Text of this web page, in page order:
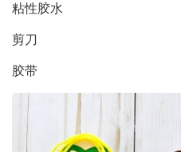
粘性胶水
剪刀
胶带